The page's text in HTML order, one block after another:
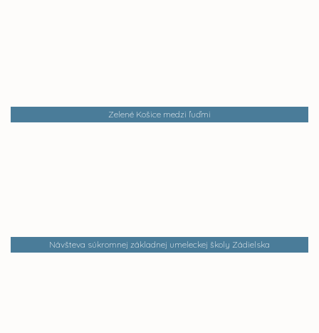
Zelené Košice medzi ľuďmi
Návšteva súkromnej základnej umeleckej školy Zádielska